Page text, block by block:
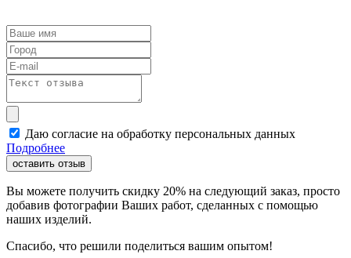
Даю согласие на обработку персональных данных
Подробнее
оставить отзыв
Вы можете получить скидку 20% на следующий заказ, просто
добавив фотографии Ваших работ, сделанных с помощью
наших изделий.
Спасибо, что решили поделиться вашим опытом!